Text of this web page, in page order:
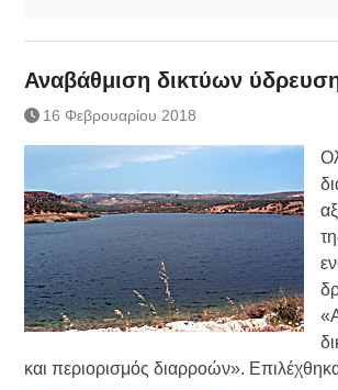
Αναβάθμιση δικτύων
16 Φεβρουαρίου 2018
και περιορισμός διαρροών».